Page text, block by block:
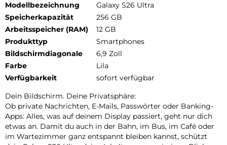
Modellbezeichnung
Galaxy S26 Ultra
Speicherkapazität
256 GB
Arbeitsspeicher (RAM)
12 GB
Produkttyp
Smartphones
Bildschirmdiagonale
6,9 Zoll
Farbe
Lila
Verfügbarkeit
sofort verfügbar
Dein Bildschirm. Deine Privatsphäre:
Ob private Nachrichten, E-Mails, Passwörter oder Banking-
Apps: Alles, was auf deinem Display passiert, geht nur dich
etwas an. Damit du auch in der Bahn, im Bus, im Café oder
im Wartezimmer ganz entspannt bleiben kannst, schützt